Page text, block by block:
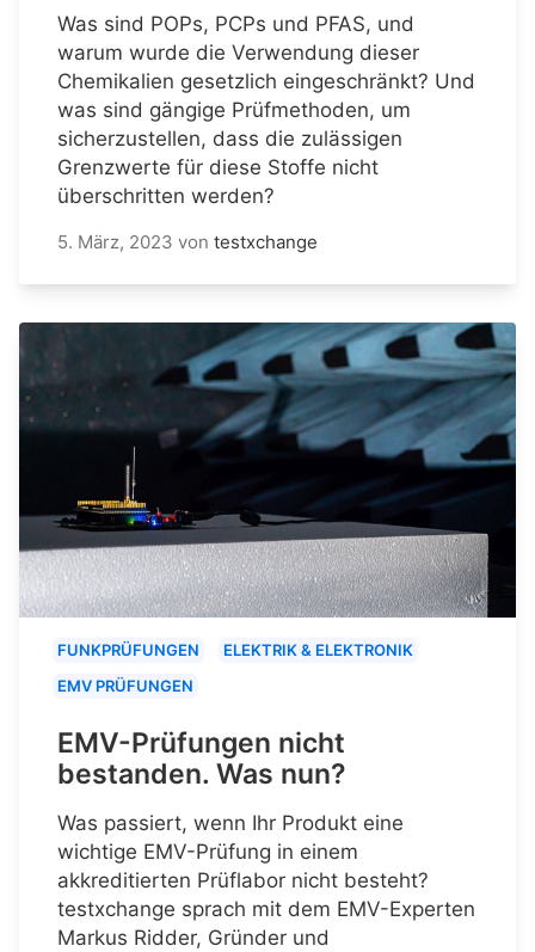
Was sind POPs, PCPs und PFAS, und
warum wurde die Verwendung dieser
Chemikalien gesetzlich eingeschränkt? Und
was sind gängige Prüfmethoden, um
sicherzustellen, dass die zulässigen
Grenzwerte für diese Stoffe nicht
überschritten werden?
5. März, 2023 von testxchange
FUNKPRÜFUNGEN
ELEKTRIK & ELEKTRONIK
EMV PRÜFUNGEN
EMV-Prüfungen nicht
bestanden. Was nun?
Was passiert, wenn Ihr Produkt eine
wichtige EMV-Prüfung in einem
akkreditierten Prüflabor nicht besteht?
testxchange sprach mit dem EMV-Experten
Markus Ridder, Gründer und